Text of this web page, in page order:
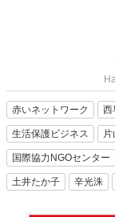
赤いネットワーク 西
生活保護ビジネス
国際協力NGOセンター
土井たか子 辛光洙